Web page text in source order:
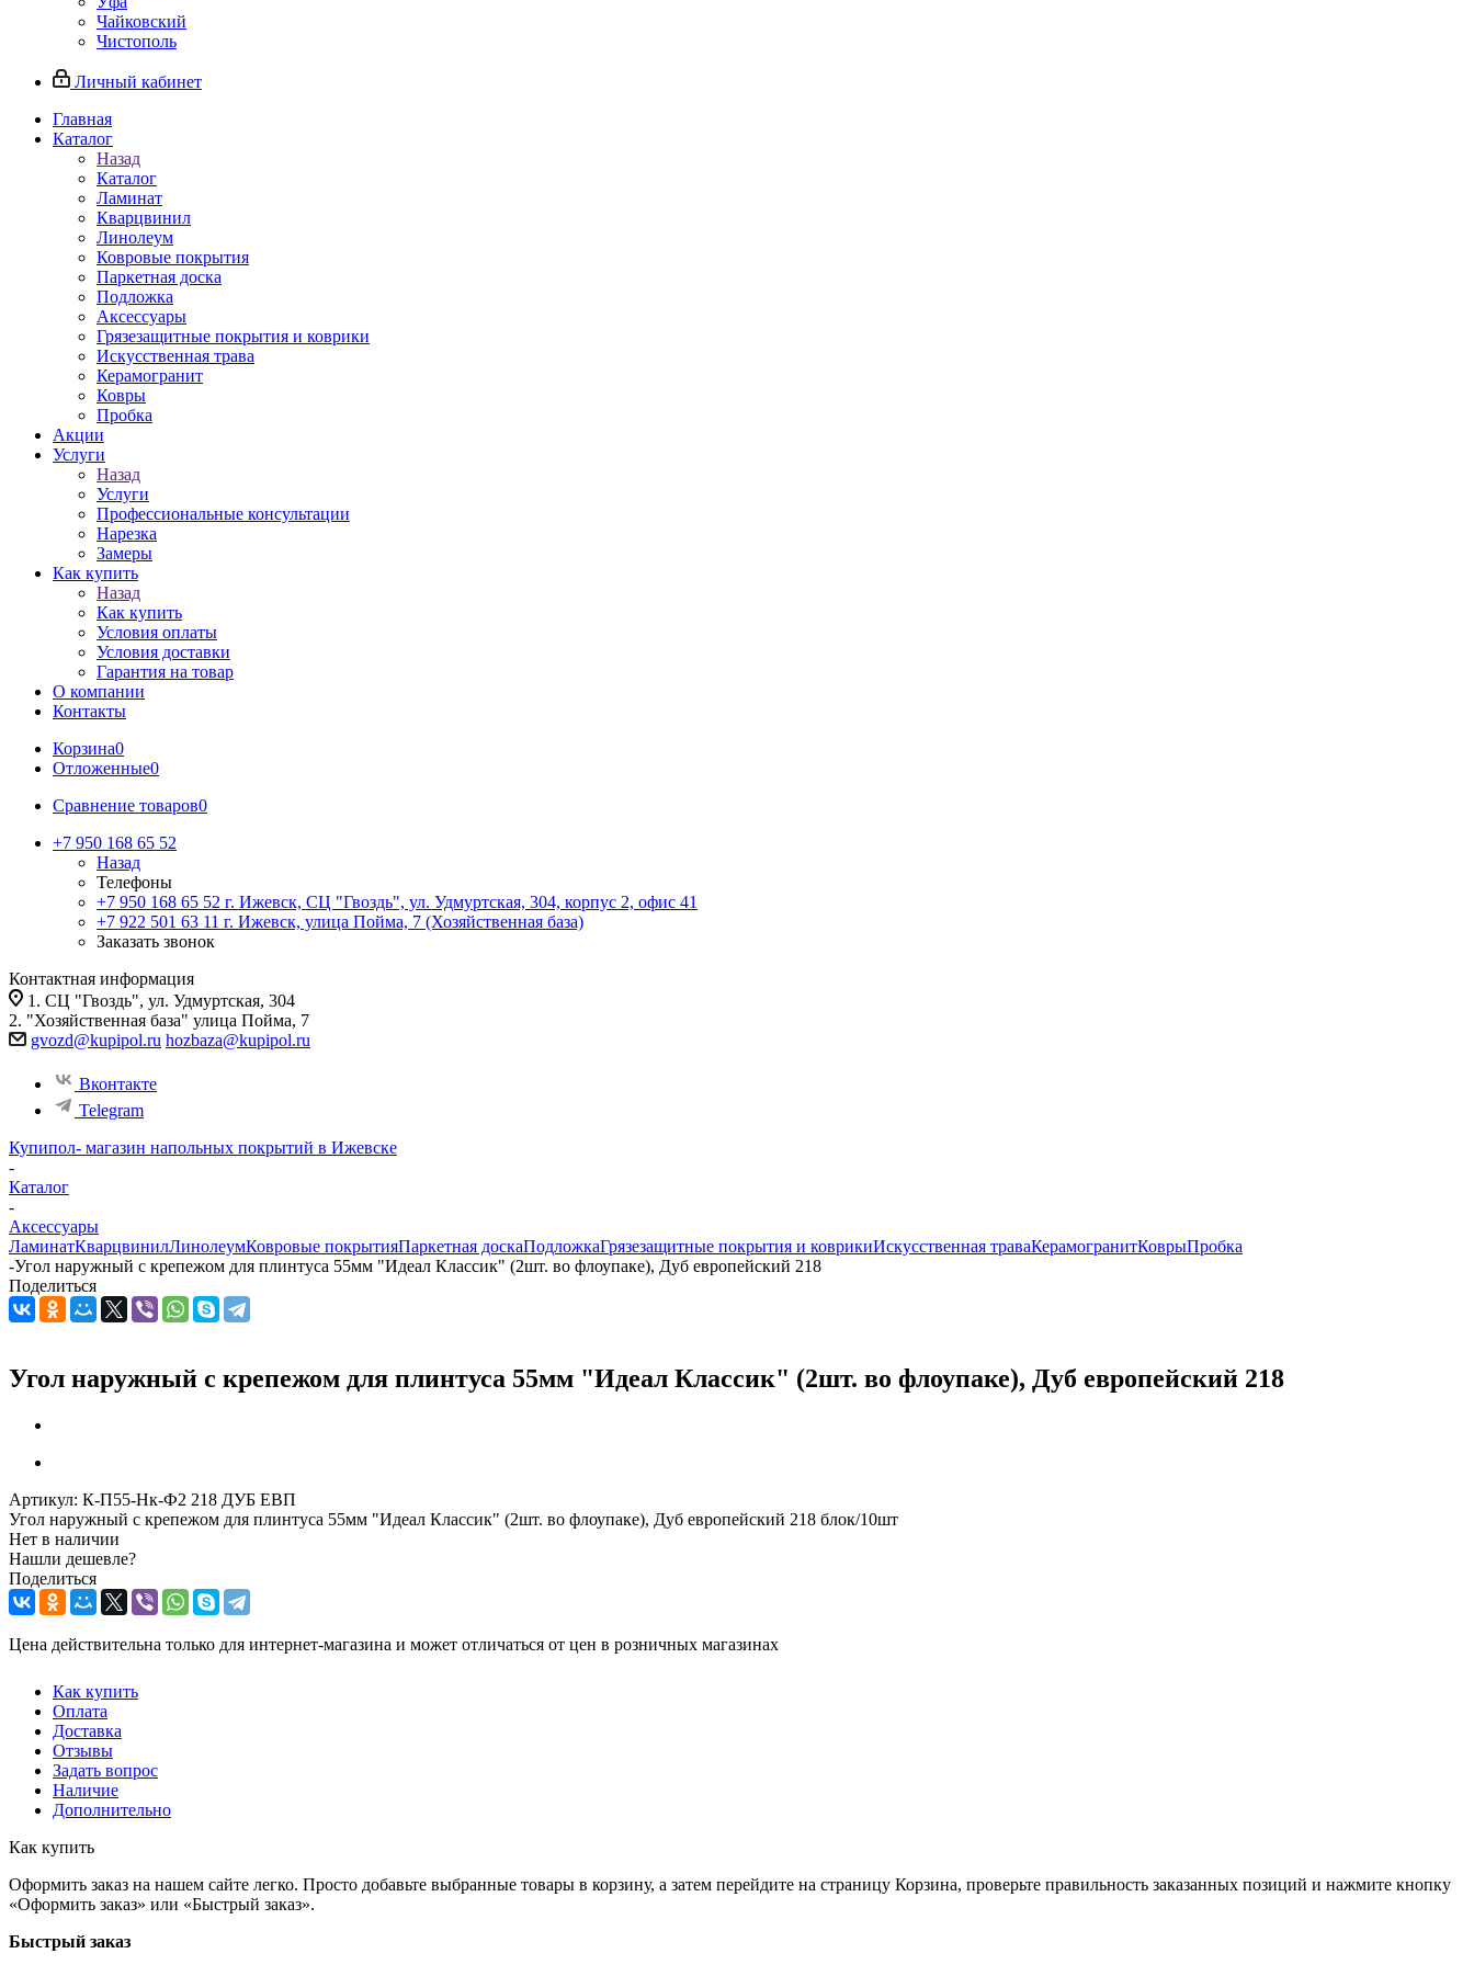
Чайковский
Чистополь
Личный кабинет
Главная
Каталог
Назад
Каталог
Ламинат
Кварцвинил
Линолеум
Ковровые покрытия
Паркетная доска
Подложка
Аксессуары
Грязезащитные покрытия и коврики
Искусственная трава
Керамогранит
Ковры
Пробка
Акции
Услуги
Назад
Услуги
Профессиональные консультации
Нарезка
Замеры
Как купить
Назад
Как купить
Условия оплаты
Условия доставки
Гарантия на товар
О компании
Контакты
Корзина0
Отложенные0
Сравнение товаров0
+7 950 168 65 52
Назад
Телефоны
+7 950 168 65 52 г. Ижевск, СЦ "Гвоздь", ул. Удмуртская, 304, корпус 2, офис 41
+7 922 501 63 11 г. Ижевск, улица Пойма, 7 (Хозяйственная база)
Заказать звонок
Контактная информация
1. СЦ "Гвоздь", ул. Удмуртская, 304
2. "Хозяйственная база" улица Пойма, 7
gvozd@kupipol.ru hozbaza@kupipol.ru
Вконтакте
Telegram
Купипол- магазин напольных покрытий в Ижевске
-
Каталог
-
Аксессуары
ЛаминатКварцвинилЛинолеумКовровые покрытияПаркетная доскаПодложкаГрязезащитные покрытия и коврикиИскусственная траваКерамогранитКоврыПробка
-Угол наружный с крепежом для плинтуса 55мм "Идеал Классик" (2шт. во флоупаке), Дуб европейский 218
Поделиться
Угол наружный с крепежом для плинтуса 55мм "Идеал Классик" (2шт. во флоупаке), Дуб европейский 218
Артикул: К-П55-Нк-Ф2 218 ДУБ ЕВП
Угол наружный с крепежом для плинтуса 55мм "Идеал Классик" (2шт. во флоупаке), Дуб европейский 218 блок/10шт
Нет в наличии
Нашли дешевле?
Поделиться
Цена действительна только для интернет-магазина и может отличаться от цен в розничных магазинах
Как купить
Оплата
Доставка
Отзывы
Задать вопрос
Наличие
Дополнительно
Как купить
Оформить заказ на нашем сайте легко. Просто добавьте выбранные товары в корзину, а затем перейдите на страницу Корзина, проверьте правильность заказанных позиций и нажмите кнопку
«Оформить заказ» или «Быстрый заказ».
Быстрый заказ